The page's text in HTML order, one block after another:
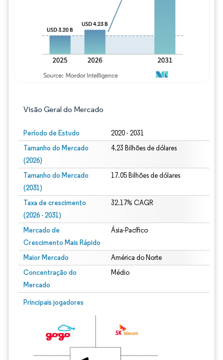
Visão Geral do Mercado
Período de Estudo 2020 - 2031
Tamanho do Mercado
(2026)
4.23 Bilhões de dólares
Tamanho do Mercado
(2031)
17.05 Bilhões de dólares
Taxa de crescimento
(2026 - 2031)
32.17% CAGR
Mercado de
Crescimento Mais Rápido
Ásia-Pacífico
Maior Mercado América do Norte
Concentração do
Mercado
Médio
Principais jogadores
Imagem © Mordor Intelligence. O reuso requer atribuição conforme CC BY 4.0.